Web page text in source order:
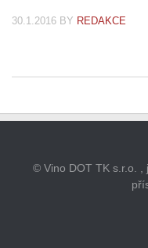
30.1.2016 BY REDAKCE
© Vino DOT TK s.r.o. ,